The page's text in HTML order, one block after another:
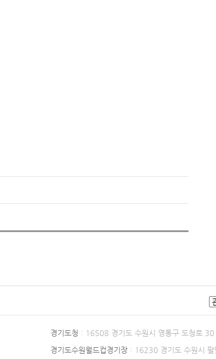
경기도청 : 16508 경기도 수원시 영통구 도청로 30
경기도수원월드컵경기장 : 16230 경기도 수원시